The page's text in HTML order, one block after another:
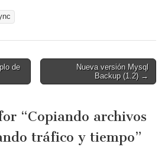
de
Nueva versión Mysql
Backup (1.2) →
“Copiando archivos
tráfico y tiempo”